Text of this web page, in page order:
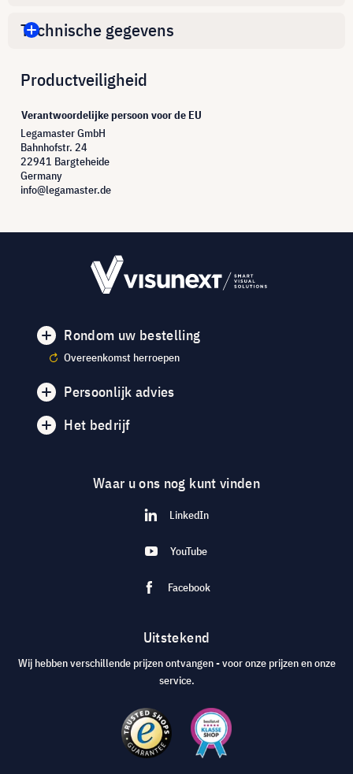
Technische gegevens
Productveiligheid
Verantwoordelijke persoon voor de EU
Legamaster GmbH
Bahnhofstr. 24
22941 Bargteheide
Germany
info@legamaster.de
Rondom uw bestelling
Overeenkomst herroepen
Persoonlijk advies
Het bedrijf
Waar u ons nog kunt vinden
LinkedIn
YouTube
Facebook
Uitstekend
Wij hebben verschillende prijzen ontvangen - voor onze prijzen en onze
service.